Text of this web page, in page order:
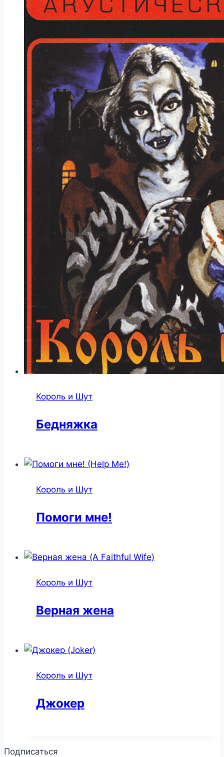
Король и Шут
Бедняжка
Король и Шут
Помоги мне!
Король и Шут
Верная жена
Король и Шут
Джокер
Подписаться